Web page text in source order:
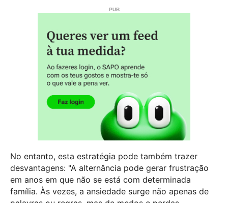
No entanto, esta estratégia pode também trazer
desvantagens: "A alternância pode gerar frustração
em anos em que não se está com determinada
família. Às vezes, a ansiedade surge não apenas de